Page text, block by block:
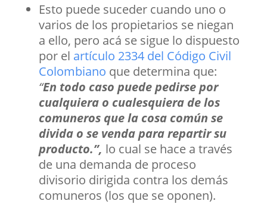
Esto puede suceder cuando uno o
varios de los propietarios se niegan
a ello, pero acá se sigue lo dispuesto
por el artículo 2334 del Código Civil
Colombiano que determina que:
“En todo caso puede pedirse por
cualquiera o cualesquiera de los
comuneros que la cosa común se
divida o se venda para repartir su
producto.”, lo cual se hace a través
de una demanda de proceso
divisorio dirigida contra los demás
comuneros (los que se oponen).